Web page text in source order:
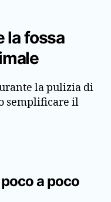
la fossa
la pulizia di
semplificare il
a poco